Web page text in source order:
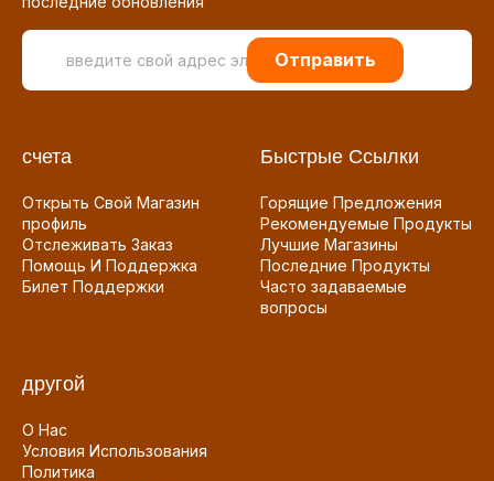
Отправить
счета
Открыть Свой Магазин
профиль
Отслеживать Заказ
Помощь И Поддержка
Билет Поддержки
Быстрые Ссылки
Горящие Предложения
Рекомендуемые Продукты
Лучшие Магазины
Последние Продукты
Часто задаваемые
вопросы
другой
О Нас
Условия Использования
Политика